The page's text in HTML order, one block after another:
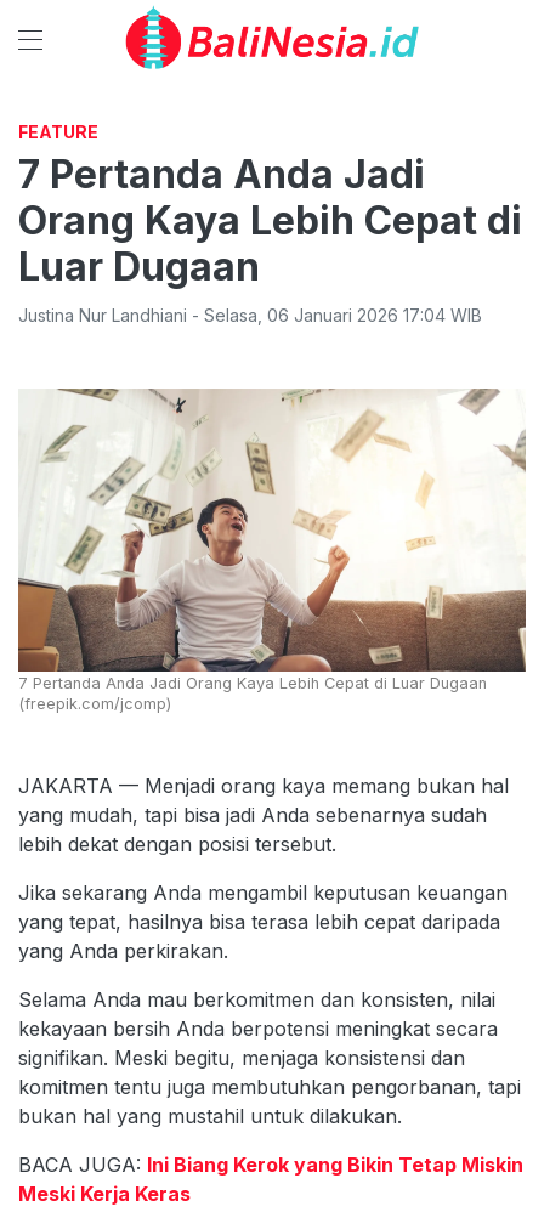
FEATURE
7 Pertanda Anda Jadi
Orang Kaya Lebih Cepat di
Luar Dugaan
Justina Nur Landhiani - Selasa 06 Januari 2026 17:04 WIB
7 Pertanda Anda Jadi Orang Kaya Lebih Cepat di Luar Dugaan
(freepik.com/jcomp)
JAKARTA — Menjadi orang kaya memang bukan hal
yang mudah, tapi bisa jadi Anda sebenarnya sudah
lebih dekat dengan posisi tersebut.
Jika sekarang Anda mengambil keputusan keuangan
yang tepat, hasilnya bisa terasa lebih cepat daripada
yang Anda perkirakan.
Selama Anda mau berkomitmen dan konsisten, nilai
kekayaan bersih Anda berpotensi meningkat secara
signifikan. Meski begitu, menjaga konsistensi dan
komitmen tentu juga membutuhkan pengorbanan, tapi
bukan hal yang mustahil untuk dilakukan.
BACA JUGA: Ini Biang Kerok yang Bikin Tetap Miskin
Meski Kerja Keras